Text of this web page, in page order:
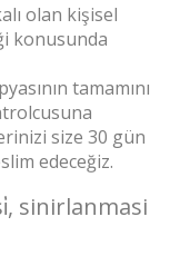
olan kişisel
konusunda
tamamını
size 30 gün
edeceğiz.
sinirlanmasi